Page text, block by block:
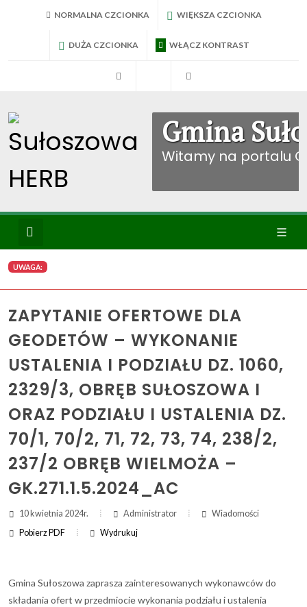
NORMALNA CZCIONKA WIĘKSZA CZCIONKA
DUŻA CZCIONKA WŁĄCZ KONTRAST
BIP Sułoszowa
Gmina
Witamy na portalu
Wyszukiwanie
Ikona
WYBIERZ KATEGORIE:
ZAKRES DAT WYSZUKIWANIA:
OD:
DO:
Szukaj
UWAGA:
ZAPYTANIE OFERTOWE DLA
GEODETÓW – WYKONANIE
USTALENIA I PODZIAŁU DZ. 1060,
2329/3, OBRĘB SUŁOSZOWA I
ORAZ PODZIAŁU I USTALENIA DZ.
70/1, 70/2, 71, 72, 73, 74, 238/2,
237/2 OBRĘB WIELMOŻA –
GK.271.1.5.2024_AC
10 kwietnia 2024r. Administrator
Wiadomości
Pobierz PDF
Wydrukuj
Gmina Sułoszowa zaprasza zainteresowanych wykonawców do
składania ofert w przedmiocie wykonania podziału i ustalenia